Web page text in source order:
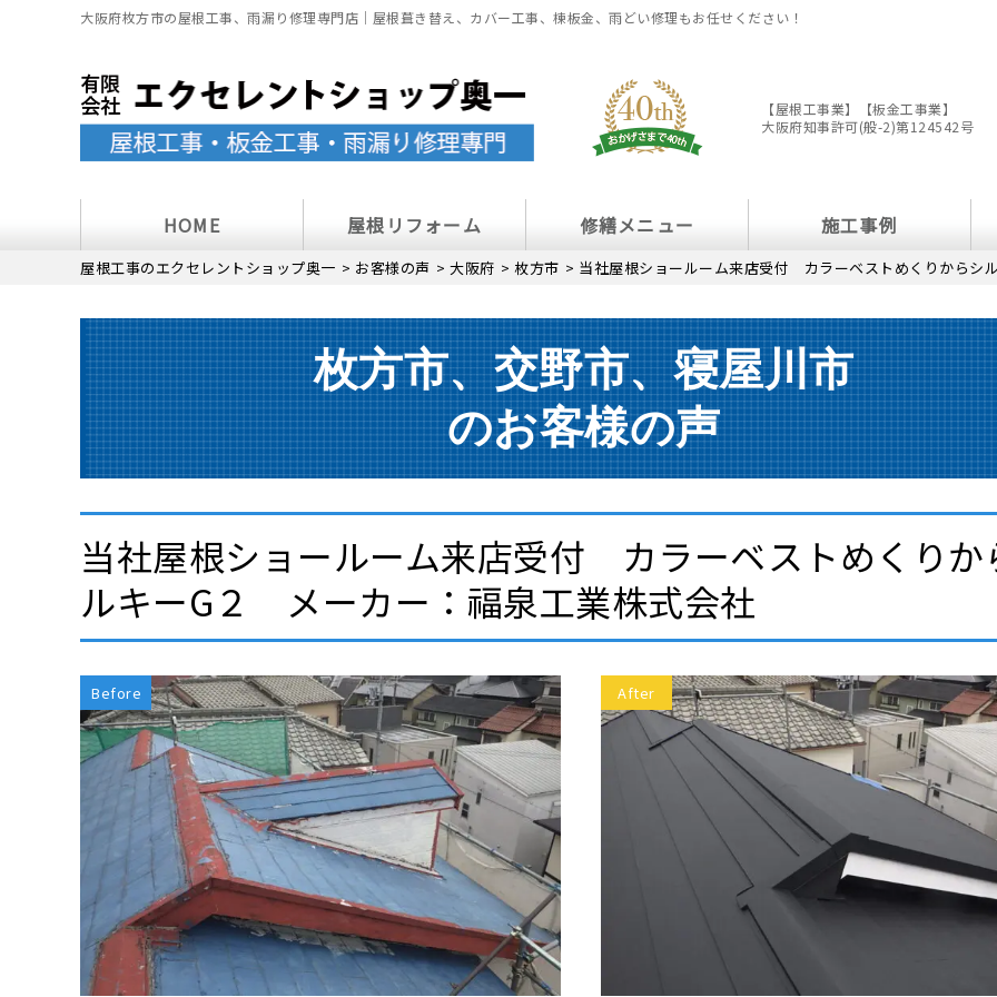
大阪府枚方市の屋根工事、雨漏り修理専門店｜屋根葺き替え、カバー工事、棟板金、雨どい修理もお任せください！
【屋根工事業】【板金工事業】
大阪府知事許可(般-2)第124542号
HOME 屋根リフォーム 修繕メニュー 施工事例
屋根工事のエクセレントショップ奥一 > お客様の声 > 大阪府 > 枚方市 > 当社屋根ショールーム来店受付 カラーベストめくりから
枚方市、交野市、寝屋川市
のお客様の声
当社屋根ショールーム来店受付 カラーベストめくりか
ルキーG２ メーカー：福泉工業株式会社
Before After